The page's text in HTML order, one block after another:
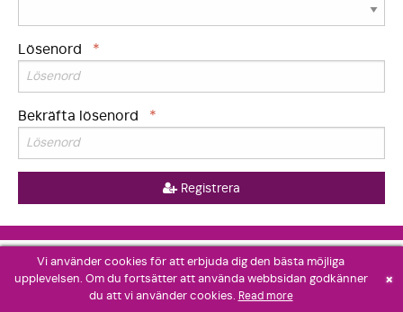
Lösenord *
Bekräfta lösenord *
Registrera
Vi använder cookies för att erbjuda dig den bästa möjliga
upplevelsen. Om du fortsätter att använda webbsidan godkänner
du att vi använder cookies. Read more
×